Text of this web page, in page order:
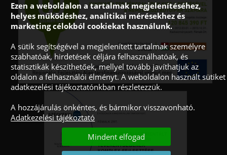
Ezen a weboldalon a tartalmak megjelenítéséhez,
helyes működéshez, analitikai mérésekhez és
marketing célokból cookiekat használunk.
A sütik segítségével a megjelenített tartalmak személyre
szabhatóak, hirdetések céljára felhasználhatóak, és
statisztikák készíthetőek, mellyel tovább javíthatjuk az
oldalon a felhasználói élményt. A weboldalon használt sütiket
adatkezelési tájékoztatónkban részletezzük.
A hozzájárulás önkéntes, és bármikor visszavonható.
Adatkezelési tájékoztató
Mindent elfogad